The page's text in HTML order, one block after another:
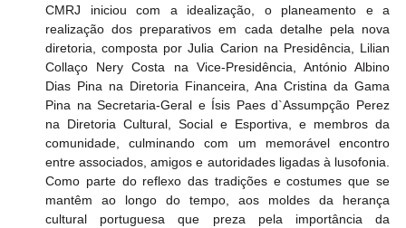
CMRJ iniciou com a idealização, o planeamento e a
realização dos preparativos em cada detalhe pela nova
diretoria, composta por Julia Carion na Presidência, Lilian
Collaço Nery Costa na Vice-Presidência, António Albino
Dias Pina na Diretoria Financeira, Ana Cristina da Gama
Pina na Secretaria-Geral e Ísis Paes d`Assumpção Perez
na Diretoria Cultural, Social e Esportiva, e membros da
comunidade, culminando com um memorável encontro
entre associados, amigos e autoridades ligadas à lusofonia.
Como parte do reflexo das tradições e costumes que se
mantêm ao longo do tempo, aos moldes da herança
cultural portuguesa que preza pela importância da